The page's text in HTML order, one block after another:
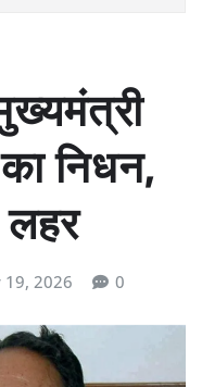
निधन,
19, 2026 0